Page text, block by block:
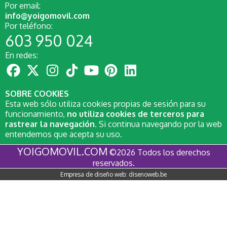
Por email:
info@yoigomovil.com
Por teléfono:
603 950 024
En redes:
SOBRE COOKIES
Esta web sólo utiliza cookies propias de sesión para su
funcionamiento, no utiliza cookies de terceros para
rastrear la navegación. Si continua navegando por la web
entendemos que acepta su uso.
YOIGOMOVIL.COM ©2026 Todos los derechos
reservados.
Empresa de diseño web: disenoweb.be